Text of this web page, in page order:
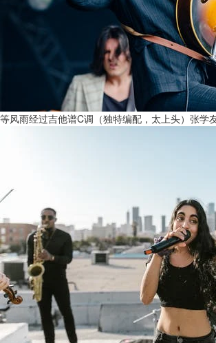
等风雨经过吉他谱C调（独特编配，太上头）张学